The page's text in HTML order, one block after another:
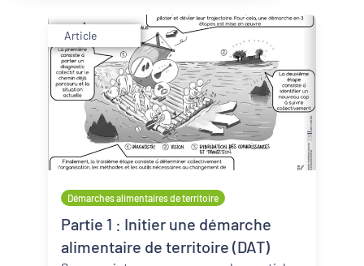
Article
Démarches alimentaires de territoire
Partie 1 : Initier une démarche
alimentaire de territoire (DAT)